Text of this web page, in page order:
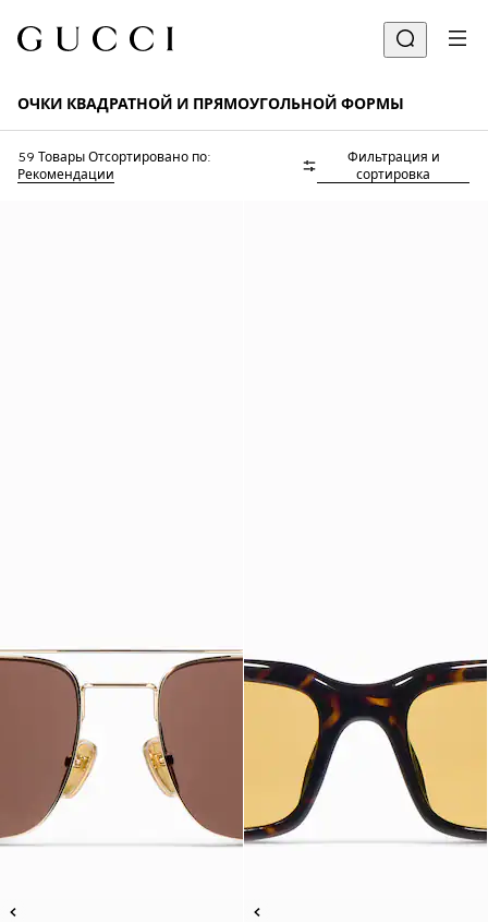
ОЧКИ КВАДРАТНОЙ И ПРЯМОУГОЛЬНОЙ ФОРМЫ
59 Товары Отсортировано по:
Рекомендации
Фильтрация и
сортировка